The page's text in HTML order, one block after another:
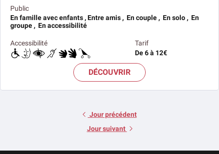
Public
En famille avec enfants , Entre amis , En couple , En solo , En
groupe , En accessibilité
Tarif
De 6 à 12€
Accessibilité
DÉCOUVRIR
Jour précédent
Jour suivant